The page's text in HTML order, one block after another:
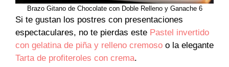
Brazo Gitano de Chocolate con Doble Relleno y Ganache 6
Si te gustan los postres con presentaciones
espectaculares, no te pierdas este Pastel invertido
con gelatina de piña y relleno cremoso o la elegante
Tarta de profiteroles con crema.